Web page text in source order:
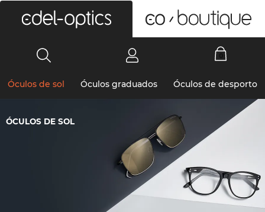
Óculos de sol Óculos graduados Óculos de desporto
ÓCULOS DE SOL